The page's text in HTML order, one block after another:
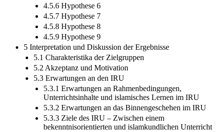
4.5.6 Hypothese 6
4.5.7 Hypothese 7
4.5.8 Hypothese 8
4.5.9 Hypothese 9
5 Interpretation und Diskussion der Ergebnisse
5.1 Charakteristika der Zielgruppen
5.2 Akzeptanz und Motivation
5.3 Erwartungen an den IRU
5.3.1 Erwartungen an Rahmenbedingungen,
Unterrichtsinhalte und islamisches Lernen im IRU
5.3.2 Erwartungen an das Binnengeschehen im IRU
5.3.3 Ziele des IRU – Zwischen einem
bekenntnisorientierten und islamkundlichen Unterricht